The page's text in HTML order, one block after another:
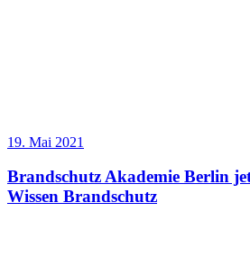
19. Mai 2021
Brandschutz Akademie Berlin
Wissen Brandschutz